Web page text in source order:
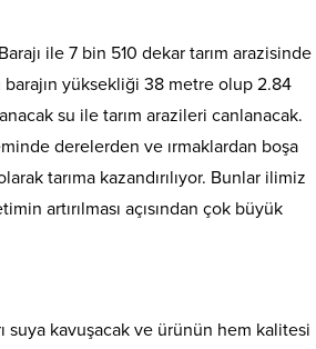
ile 7 bin 510 dekar tarım arazisinde
barajın yüksekliği 38 metre olup 2.84
su ile tarım arazileri canlanacak.
derelerden ve ırmaklardan boşa
tarıma kazandırılıyor. Bunlar ilimiz
artırılması açısından çok büyük
suya kavuşacak ve ürünün hem kalitesi